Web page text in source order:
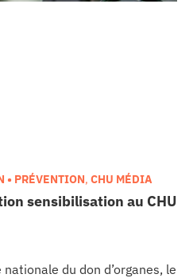
sensibilisation au CHU
• PRÉVENTION, CHU MÉDIA
du don d’organes, le